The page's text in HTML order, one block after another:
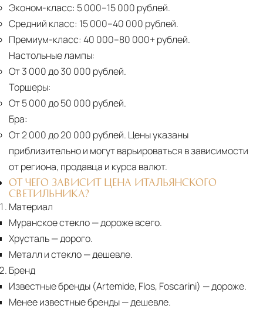
Эконом-класс: 5 000–15 000 рублей.
Средний класс: 15 000–40 000 рублей.
Премиум-класс: 40 000–80 000+ рублей.
Настольные лампы:
От 3 000 до 30 000 рублей.
Торшеры:
От 5 000 до 50 000 рублей.
Бра:
От 2 000 до 20 000 рублей. Цены указаны
приблизительно и могут варьироваться в зависимости
от региона, продавца и курса валют.
ОТ ЧЕГО ЗАВИСИТ ЦЕНА ИТАЛЬЯНСКОГО
СВЕТИЛЬНИКА?
Материал
Муранское стекло— дороже всего.
Хрусталь— дорого.
Металл и стекло— дешевле.
Бренд
Известные бренды (Artemide, Flos, Foscarini) — дороже.
Менее известные бренды— дешевле.